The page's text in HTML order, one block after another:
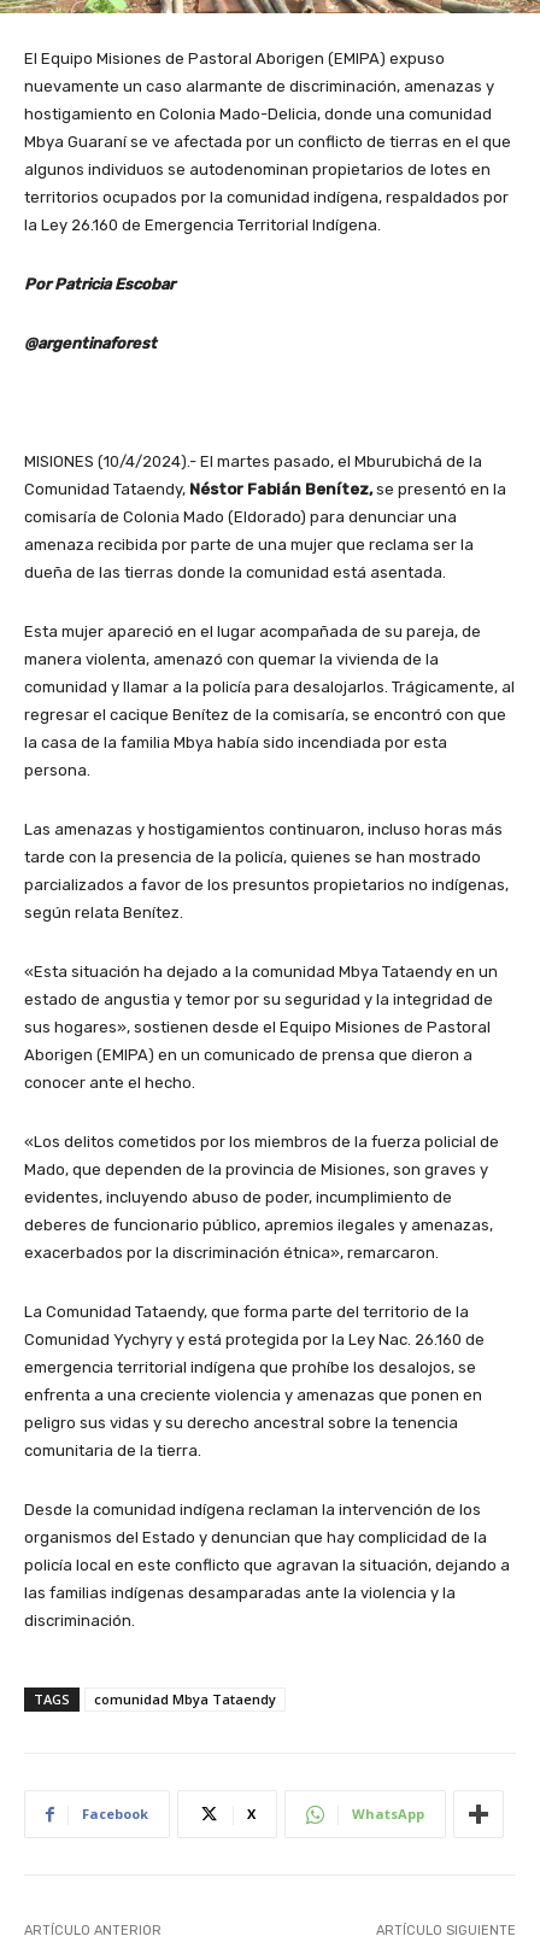
El Equipo Misiones de Pastoral Aborigen (EMIPA) expuso
nuevamente un caso alarmante de discriminación, amenazas y
hostigamiento en Colonia Mado-Delicia, donde una comunidad
Mbya Guaraní se ve afectada por un conflicto de tierras en el que
algunos individuos se autodenominan propietarios de lotes en
territorios ocupados por la comunidad indígena, respaldados por
la Ley 26.160 de Emergencia Territorial Indígena.
Por Patricia Escobar
@argentinaforest
MISIONES (10/4/2024).- El martes pasado, el Mburubichá de la
Comunidad Tataendy, Néstor Fabián Benítez,se presentó en la
comisaría de Colonia Mado (Eldorado) para denunciar una
amenaza recibida por parte de una mujer que reclama ser la
dueña de las tierras donde la comunidad está asentada.
Esta mujer apareció en el lugar acompañada de su pareja, de
manera violenta, amenazó con quemar la vivienda de la
comunidad y llamar a la policía para desalojarlos. Trágicamente, al
regresar el cacique Benítez de la comisaría, se encontró con que
la casa de la familia Mbya había sido incendiada por esta
persona.
Las amenazas y hostigamientos continuaron, incluso horas más
tarde con la presencia de la policía, quienes se han mostrado
parcializados a favor de los presuntos propietarios no indígenas,
según relata Benítez.
«Esta situación ha dejado a la comunidad Mbya Tataendy en un
estado de angustia y temor por su seguridad y la integridad de
sus hogares», sostienen desde el Equipo Misiones de Pastoral
Aborigen (EMIPA) en un comunicado de prensa que dieron a
conocer ante el hecho.
«Los delitos cometidos por los miembros de la fuerza policial de
Mado, que dependen de la provincia de Misiones, son graves y
evidentes, incluyendo abuso de poder, incumplimiento de
deberes de funcionario público, apremios ilegales y amenazas,
exacerbados por la discriminación étnica», remarcaron.
La Comunidad Tataendy, que forma parte del territorio de la
Comunidad Yychyry y está protegida por la Ley Nac. 26.160 de
emergencia territorial indígena que prohíbe los desalojos, se
enfrenta a una creciente violencia y amenazas que ponen en
peligro sus vidas y su derecho ancestral sobre la tenencia
comunitaria de la tierra.
Desde la comunidad indígena reclaman la intervención de los
organismos del Estado y denuncian que hay complicidad de la
policía local en este conflicto que agravan la situación, dejando a
las familias indígenas desamparadas ante la violencia y la
discriminación.
TAGS comunidad Mbya Tataendy
Facebook X WhatsApp
ARTÍCULO ANTERIOR ARTÍCULO SIGUIENTE